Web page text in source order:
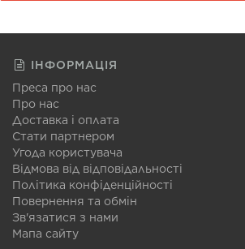
ІНФОРМАЦІЯ
Преса про нас
Про нас
Доставка і оплата
Стати партнером
Угода користувача
Відмова від відповідальності
Політика конфіденційності
Повернення та обмін
Зв'язатися з нами
Мапа сайту